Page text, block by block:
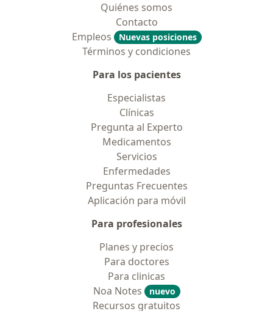
Quiénes somos
Contacto
Empleos
Nuevas posiciones
Términos y condiciones
Para los pacientes
Especialistas
Clínicas
Pregunta al Experto
Medicamentos
Servicios
Enfermedades
Preguntas Frecuentes
Aplicación para móvil
Para profesionales
Planes y precios
Para doctores
Para clinicas
Noa Notes
nuevo
Recursos gratuitos